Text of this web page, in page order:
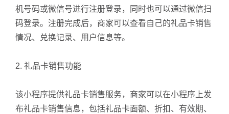
机号码或微信号进行注册登录，同时也可以通过微信扫
码登录。注册完成后，商家可以查看自己的礼品卡销售
情况、兑换记录、用户信息等。
2. 礼品卡销售功能
该小程序提供礼品卡销售服务，商家可以在小程序上发
布礼品卡销售信息，包括礼品卡面额、折扣、有效期、